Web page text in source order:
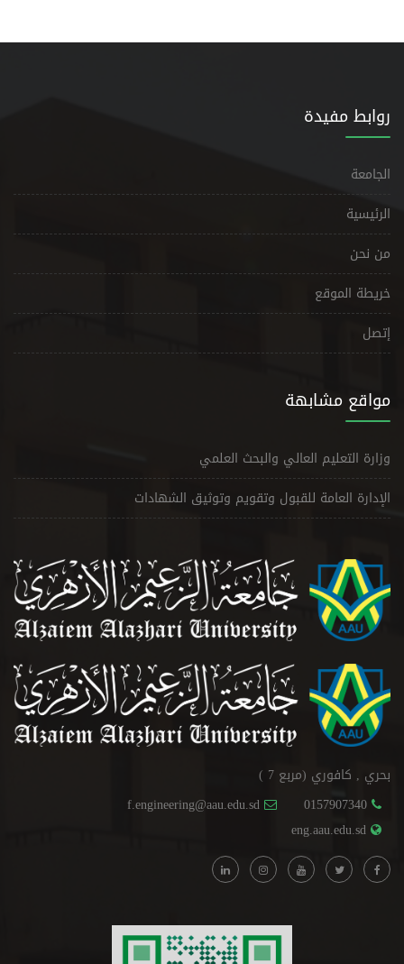
روابط مفيدة
الجامعة
الرئيسية
من نحن
خريطة الموقع
إتصل
مواقع مشابهة
وزارة التعليم العالي والبحث العلمي
الإدارة العامة للقبول وتقويم وتوثيق الشهادات
بحري , كافوري (مربع 7 )
0157907340
f.engineering@aau.edu.sd
eng.aau.edu.sd